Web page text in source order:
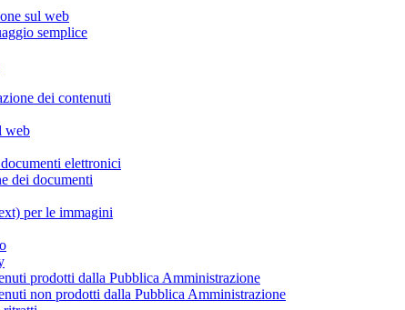
sul web
semplice
dei contenuti
web
elettronici
dei documenti
per le immagini
prodotti dalla Pubblica Amministrazione
non prodotti dalla Pubblica Amministrazione